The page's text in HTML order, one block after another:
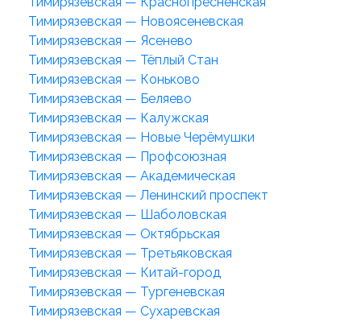
Тимирязевская — Новоясеневская
Тимирязевская — Ясенево
Тимирязевская — Тёплый Стан
Тимирязевская — Коньково
Тимирязевская — Беляево
Тимирязевская — Калужская
Тимирязевская — Новые Черёмушки
Тимирязевская — Профсоюзная
Тимирязевская — Академическая
Тимирязевская — Ленинский проспект
Тимирязевская — Шаболовская
Тимирязевская — Октябрьская
Тимирязевская — Третьяковская
Тимирязевская — Китай-город
Тимирязевская — Тургеневская
Тимирязевская — Сухаревская